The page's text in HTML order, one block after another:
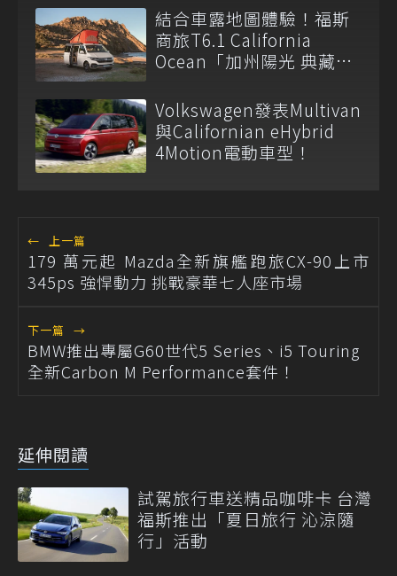
結合車露地圖體驗！福斯
商旅T6.1 California
Ocean「加州陽光 典藏
Volkswagen發表Multivan
與Californian eHybrid
4Motion電動車型！
← 上一篇
179 萬元起 Mazda全新旗艦跑旅CX-90上市
345ps 強悍動力 挑戰豪華七人座市場
下一篇 →
BMW推出專屬G60世代5 Series、i5 Touring
全新Carbon M Performance套件！
延伸閱讀
試駕旅行車送精品咖啡卡 台灣
福斯推出「夏日旅行 沁涼隨
行」活動